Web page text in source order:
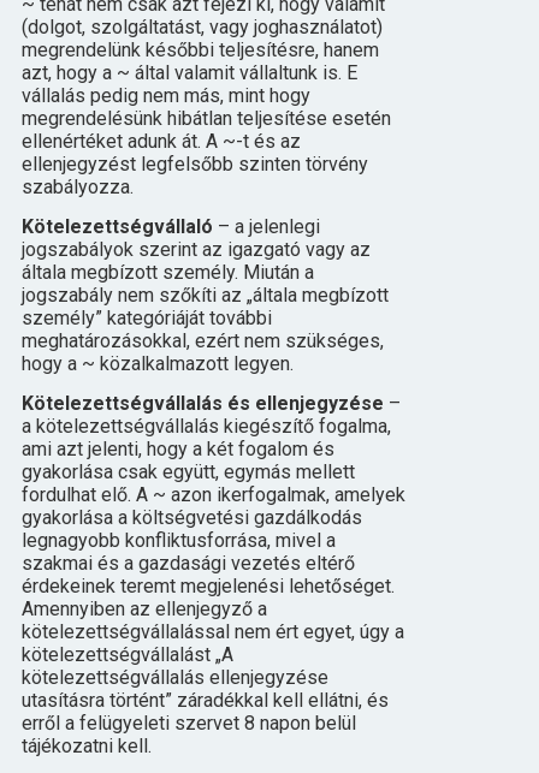
(dolgot, szolgáltatást, vagy joghasználatot)
megrendelünk későbbi teljesítésre, hanem
azt, hogy a ~ által valamit vállaltunk is. E
vállalás pedig nem más, mint hogy
megrendelésünk hibátlan teljesítése esetén
ellenértéket adunk át. A ~-t és az
ellenjegyzést legfelsőbb szinten törvény
szabályozza.
Kötelezettségvállaló – a jelenlegi
jogszabályok szerint az igazgató vagy az
általa megbízott személy. Miután a
jogszabály nem szőkíti az „általa megbízott
személy” kategóriáját további
meghatározásokkal, ezért nem szükséges,
hogy a ~ közalkalmazott legyen.
Kötelezettségvállalás és ellenjegyzése –
a kötelezettségvállalás kiegészítő fogalma,
ami azt jelenti, hogy a két fogalom és
gyakorlása csak együtt, egymás mellett
fordulhat elő. A ~ azon ikerfogalmak, amelyek
gyakorlása a költségvetési gazdálkodás
legnagyobb konfliktusforrása, mivel a
szakmai és a gazdasági vezetés eltérő
érdekeinek teremt megjelenési lehetőséget.
Amennyiben az ellenjegyző a
kötelezettségvállalással nem ért egyet, úgy a
kötelezettségvállalást „A
kötelezettségvállalás ellenjegyzése
utasításra történt” záradékkal kell ellátni, és
erről a felügyeleti szervet 8 napon belül
tájékozatni kell.